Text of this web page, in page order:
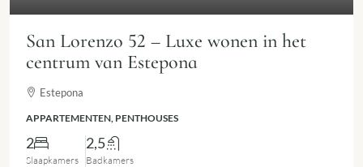
San Lorenzo 52 – Luxe wonen in het
centrum van Estepona
Estepona
APPARTEMENTEN, PENTHOUSES
2
Slaapkamers
2,5
Badkamers